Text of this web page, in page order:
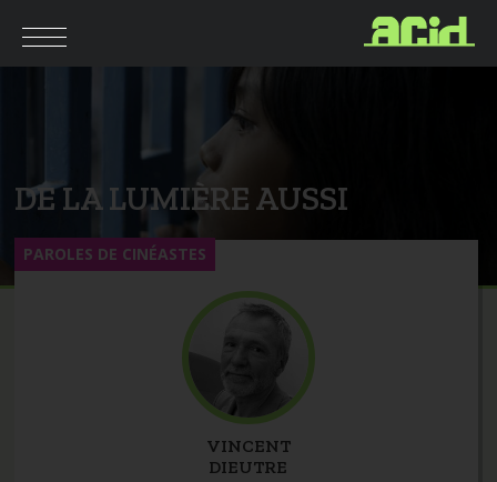
DE LA LUMIÈRE AUSSI
VINCENT
DIEUTRE
PAROLES DE CINÉASTES